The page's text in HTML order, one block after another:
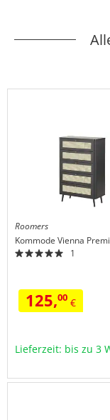
Roomers
Kommode Vienna
1
125,00 €
Lieferzeit: bis zu 3